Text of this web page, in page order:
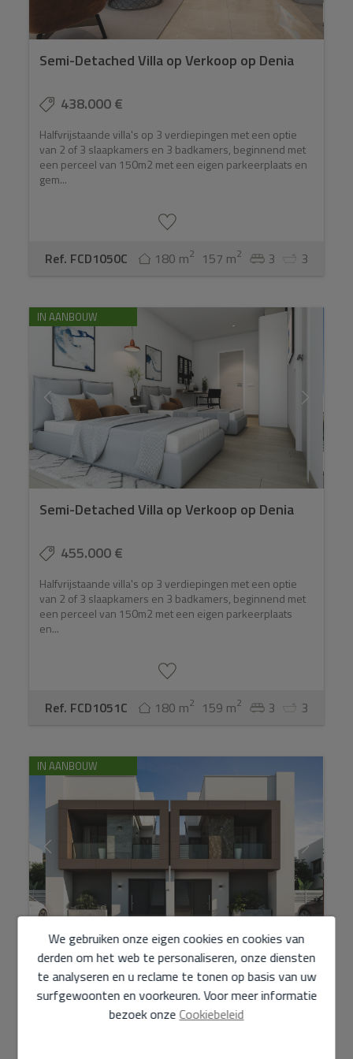
Semi-Detached Villa op Verkoop op Denia
438.000 €
Halfvrijstaande villa's op 3 verdiepingen met een optie
van 2 of 3 slaapkamers en 3 badkamers, beginnend met
een perceel van 150m2 met een eigen parkeerplaats en
gem...
Ref. FCD1050C 180 m2 157 m2 3 3
IN AANBOUW
Semi-Detached Villa op Verkoop op Denia
455.000 €
Halfvrijstaande villa's op 3 verdiepingen met een optie
van 2 of 3 slaapkamers en 3 badkamers, beginnend met
een perceel van 150m2 met een eigen parkeerplaats
en...
Ref. FCD1051C 180 m2 159 m2 3 3
IN AANBOUW
Semi-Detached Villa op Verkoop op Denia
461.000 €
We gebruiken onze eigen cookies en cookies van
derden om het web te personaliseren, onze diensten
te analyseren en u reclame te tonen op basis van uw
surfgewoonten en voorkeuren. Voor meer informatie
bezoek onze Cookiebeleid